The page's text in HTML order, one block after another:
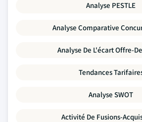
Analyse PESTLE
Analyse Comparative
Analyse De L'écart Offre-
Tendances
Analyse SWOT
Activité De Fusions-